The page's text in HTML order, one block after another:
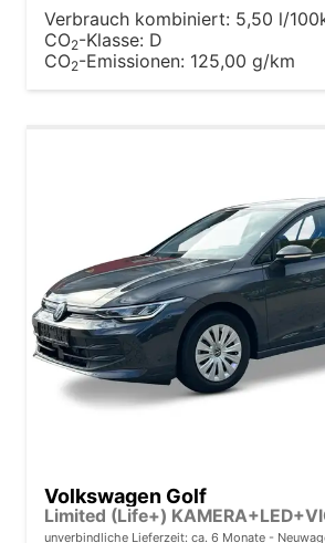
Verbrauch kombiniert: 5,50 l/
CO2-Klasse: D
CO2-Emissionen: 125,00 g/km
Volkswagen Golf
unverbindliche Lieferzeit: ca. 6 Monate